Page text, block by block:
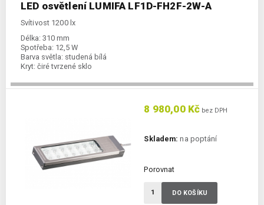
LED osvětlení LUMIFA LF1D-FH2F-2W-A
Svítivost 1200 lx
Délka: 310 mm
Spotřeba: 12,5 W
Barva světla: studená bílá
Kryt: čiré tvrzené sklo
8 980,00 Kč bez DPH
Skladem: na poptání
Porovnat
DO KOŠÍKU